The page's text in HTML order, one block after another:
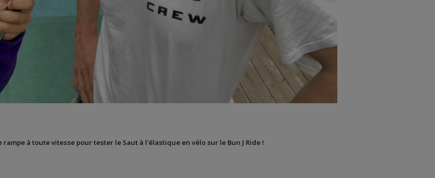
à toute vitesse pour tester le Saut à l'élastique en vélo sur le Bun J Ride !